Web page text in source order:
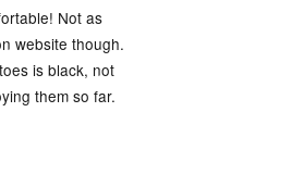
Not as
website though.
is black, not
them so far.